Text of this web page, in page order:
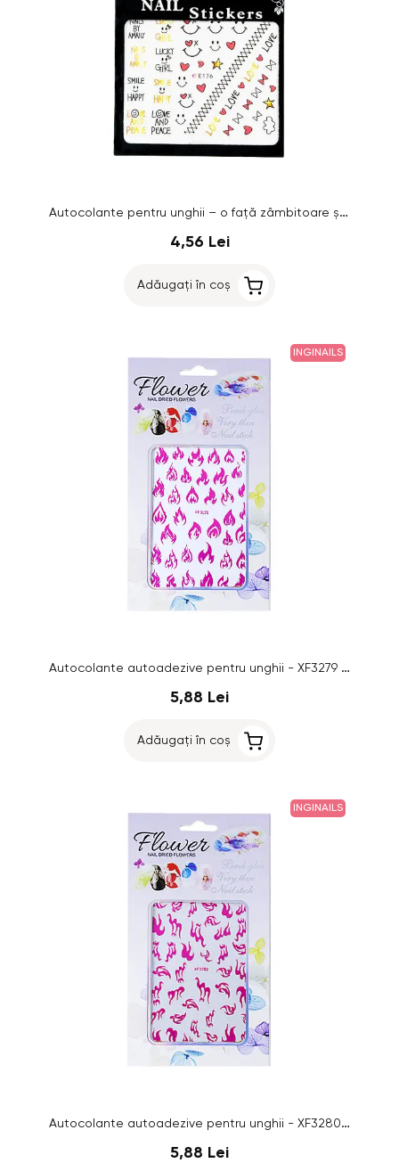
Autocolante pentru unghii – o față zâmbitoare și inimi
4,56 Lei
Adăugați în coș
INGINAILS
Autocolante autoadezive pentru unghii - XF3279 - roz
5,88 Lei
Adăugați în coș
INGINAILS
Autocolante autoadezive pentru unghii - XF3280 - roz
5,88 Lei